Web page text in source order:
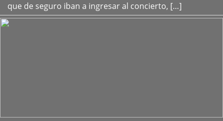
que de seguro iban a ingresar al concierto, […]